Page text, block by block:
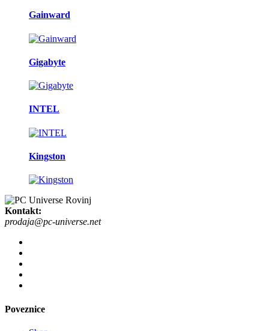
Gainward
Gigabyte
INTEL
Kingston
Kontakt:
prodaja@pc-universe.net
Poveznice